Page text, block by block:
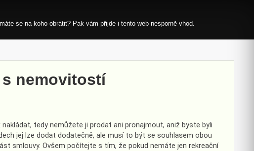
se na koho obrátit? Pak vám přijde i tento web nesporně vhod.
nemovitostí
tedy nemůžete ji prodat ani pronajmout, aniž byste byli
jej lze dodat dodatečně, ale musí to být se souhlasem obou
smlouvy. Ovšem počítejte s tím, že pokud nemáte jen rekreační